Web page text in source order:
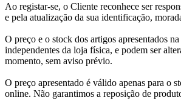
Ao registar-se, o Cliente reconhece ser
e pela atualização da sua identificação,
O preço e o stock dos artigos apresentados
independentes da loja física, e podem ser
momento, sem aviso prévio.
O preço apresentado é válido apenas para o
online. Não garantimos a reposição de